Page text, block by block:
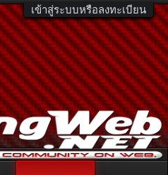
เข้าสู่ระบบหรือลงทะเบียน